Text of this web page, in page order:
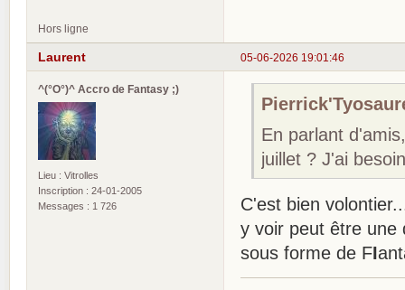
Hors ligne
05-06-2026 19:01:46
Laurent
^(°O°)^ Accro de Fantasy ;)
Lieu : Vitrolles
Inscription : 24-01-2005
Messages : 1 726
En parlant
juillet ? J'ai
C'est bien
y voir peut être une
sous forme de FI